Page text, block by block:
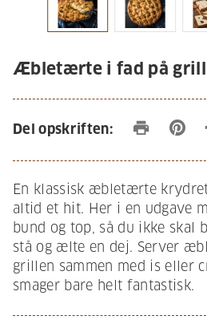
Æbletærte i fad på grill
Del opskriften: print
En klassisk æbletærte
altid et hit. Her i en udgave
bund og top, så du ikke skal
stå og ælte en dej. Server
grillen sammen med is eller
smager bare helt fantastisk.